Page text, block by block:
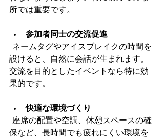
所では重要です。
参加者同士の交流促進
設けると、自然に会話が生まれます。
交流を目的としたイベントなら特に効
果的です。
快適な環境づくり
保など、長時間でも疲れにくい環境を